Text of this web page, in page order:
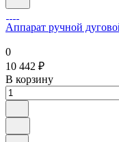
Аппарат ручной
0
10 442 ₽
В корзину